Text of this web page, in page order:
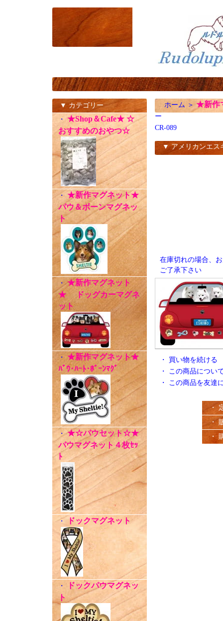
▼ カテゴリー
・ ★Shop＆Cafe★ ☆
おすすめのおやつ☆
・ ★新作マグネット★
パウ＆ボーンマグネッ
ト
・★新作マグネット
★ ドッグカーマグネ
ット
・ ★新作マグネット★
ﾊﾟｳ･ﾊｰﾄ･ﾎﾞｰﾝﾏｸﾞ
・★☆パウセット☆★
パウマグネット４枚ｾｯ
ﾄ
・ドックマグネット
・
ドックパウマグネッ
ト
ホーム ＞★新作
ー
CR-089
▼ アメリカンエス
在庫切れの場合、
ご了承下さい
・ 買い物を続ける
・
この商品につい
・
この商品を友達
・
・
・